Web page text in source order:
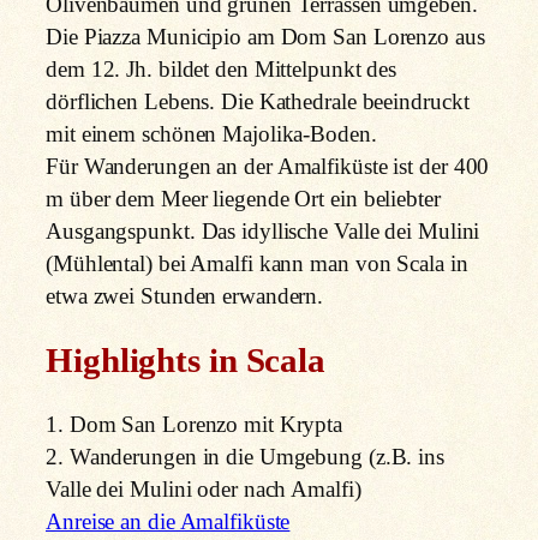
Olivenbäumen und grünen Terrassen umgeben.
Die Piazza Municipio am Dom San Lorenzo aus
dem 12. Jh. bildet den Mittelpunkt des
dörflichen Lebens. Die Kathedrale beeindruckt
mit einem schönen Majolika-Boden.
Für Wanderungen an der Amalfiküste ist der 400
m über dem Meer liegende Ort ein beliebter
Ausgangspunkt. Das idyllische Valle dei Mulini
(Mühlental) bei Amalfi kann man von Scala in
etwa zwei Stunden erwandern.
Highlights in Scala
1. Dom San Lorenzo mit Krypta
2. Wanderungen in die Umgebung (z.B. ins
Valle dei Mulini oder nach Amalfi)
Anreise an die Amalfiküste